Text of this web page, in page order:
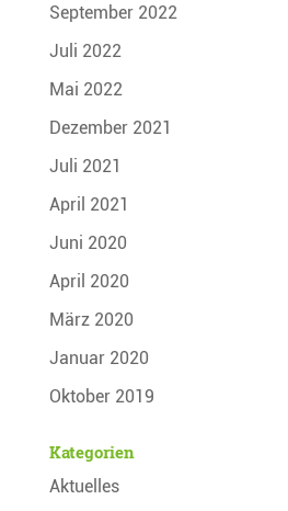
September 2022
Juli 2022
Mai 2022
Dezember 2021
Juli 2021
April 2021
Juni 2020
April 2020
März 2020
Januar 2020
Oktober 2019
Kategorien
Aktuelles